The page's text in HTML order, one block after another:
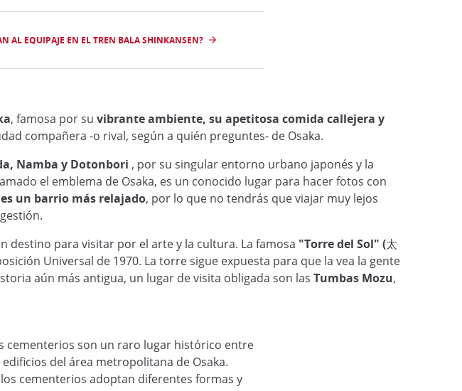
AL EQUIPAJE EN EL TREN BALA SHINKANSEN?
, famosa por su vibrante ambiente, su apetitosa comida callejera y
compañera -o rival, según a quién preguntes- de Osaka.
Namba y Dotonbori , por su singular entorno urbano japonés y la
el emblema de Osaka, es un conocido lugar para hacer fotos con
un barrio más relajado, por lo que no tendrás que viajar muy lejos
destino para visitar por el arte y la cultura. La famosa "Torre del Sol" (太
Universal de 1970. La torre sigue expuesta para que la vea la gente
aún más antigua, un lugar de visita obligada son las Tumbas Mozu,
cementerios son un raro lugar histórico entre
del área metropolitana de Osaka.
cementerios adoptan diferentes formas y